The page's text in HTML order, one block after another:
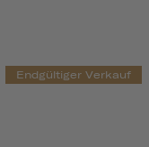
Endgültiger Verkauf